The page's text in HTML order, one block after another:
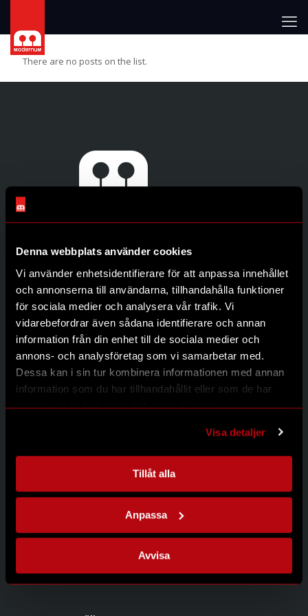
Denna webbplats använder cookies
Vi använder enhetsidentifierare för att anpassa innehållet
och annonserna till användarna, tillhandahålla funktioner
för sociala medier och analysera vår trafik. Vi
vidarebefordrar även sådana identifierare och annan
information från din enhet till de sociala medier och
annons- och analysföretag som vi samarbetar med.
Dessa kan i sin tur kombinera informationen med annan
information som du har tillhandahållit eller som de har
samlat in när du har använt deras tjänster.
Visa detaljer
Tillåt alla
Anpassa
Avvisa
There are no posts on the list.
Genvägar
Produkter
Återförsäljare
Om oss
Kontakt
Integritetspolicy
Kontakta oss
08-626 95 00
info@modernum.se
Måndag-Torsdag 08.00-16.30